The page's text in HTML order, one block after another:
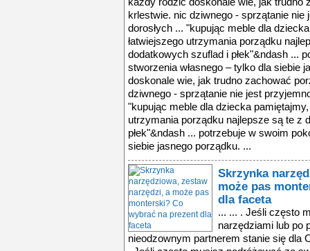
krlestwie. nic dziwnego - sprzątanie
dorosłych ... "kupując meble dla
łatwiejszego utrzymania porządku
dodatkowych szuflad i płek"&ndash ...
stworzenia własnego – tylko dla siebie
doskonale wie, jak trudno zachować
dziwnego - sprzątanie nie jest
"kupując meble dla dziecka
utrzymania porządku najlepsze są te z
płek"&ndash ... potrzebuje w swoim
siebie jasnego porządku. ...
Skrzynka
może pas
dla faceta
... ... . Jeśli często
narzędziami lub po
nieodzownym partnerem stanie się dla